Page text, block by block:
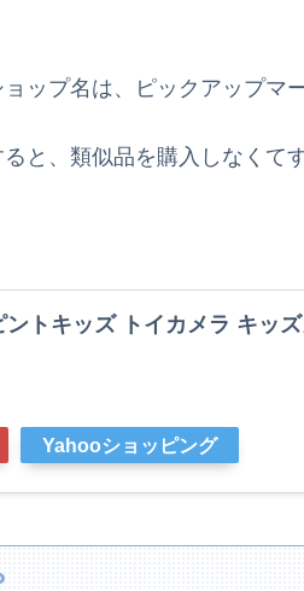
ップ名は、ピックアップマ
と、類似品を購入しなくて
トキッズ トイカメラ キッ
Yahooショッピング